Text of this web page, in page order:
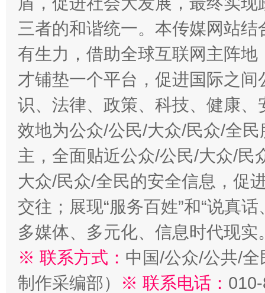
三者的和谐统一。本传媒网站
有生力，借助全球互联网主阵
才铺垫一个平台，促进国际之
识、法律、政策、科技、健康
效地为公众/公民/大众/民众/全
主，全面贴近公众/公民/大众/民
大众/民众/全民的安全信息，促
交往；展现“服务百姓”和“说真
多媒体、多元化、信息时代现实
※ 联系方式： 中国/公众/公共/
制作采编部）
※ 联系电话：